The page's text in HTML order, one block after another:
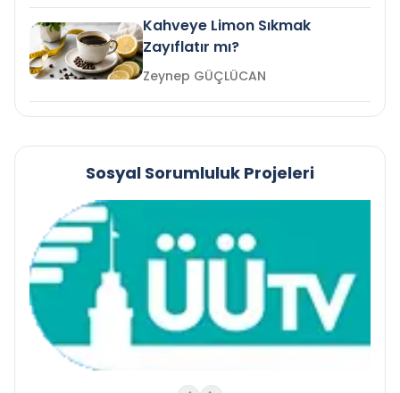
Kahveye Limon Sıkmak
Zayıflatır mı?
Zeynep GÜÇLÜCAN
Sosyal Sorumluluk Projeleri